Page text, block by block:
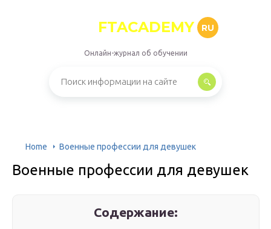
FTACADEMY RU
Онлайн-журнал об обучении
Home Военные профессии для девушек
Военные профессии для девушек
Содержание: